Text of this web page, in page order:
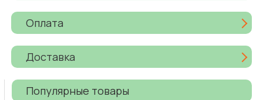
Оплата
Доставка
Популярные товары